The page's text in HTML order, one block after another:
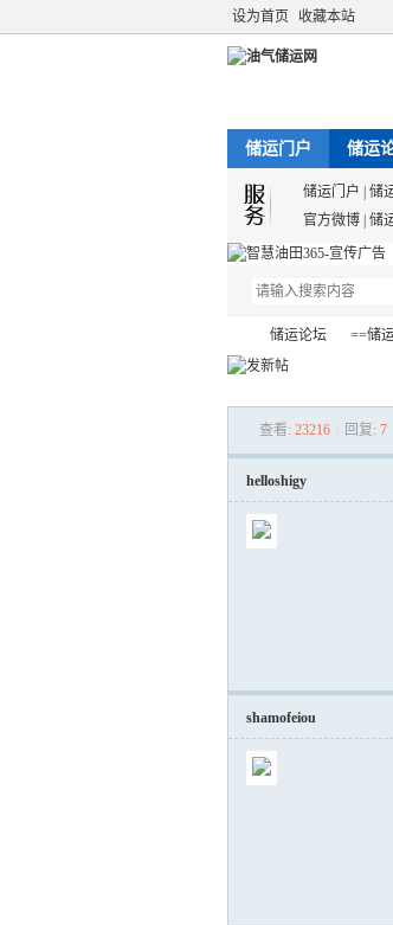
设为首页 收藏本站
储运门户 储运
储运门户 储
官方微博 储
储运论坛
›
==储
查看: 23216 回复: 7
helloshigy
shamofeiou